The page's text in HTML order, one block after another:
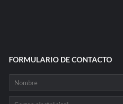
FORMULARIO DE CONTACTO